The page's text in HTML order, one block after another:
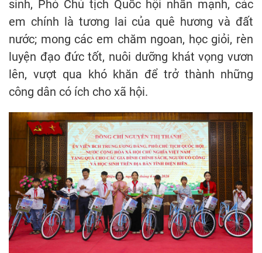
sinh, Phó Chủ tịch Quốc hội nhấn mạnh, các
em chính là tương lai của quê hương và đất
nước; mong các em chăm ngoan, học giỏi, rèn
luyện đạo đức tốt, nuôi dưỡng khát vọng vươn
lên, vượt qua khó khăn để trở thành những
công dân có ích cho xã hội.